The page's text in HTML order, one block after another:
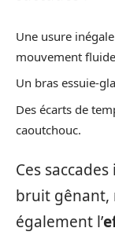
Une usure
mouvement
Un bras essuie-
Des écarts de
caoutchouc.
Ces
bruit gênant,
également l’